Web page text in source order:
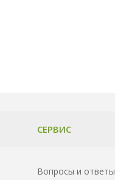
СЕРВИС
Вопросы и ответы